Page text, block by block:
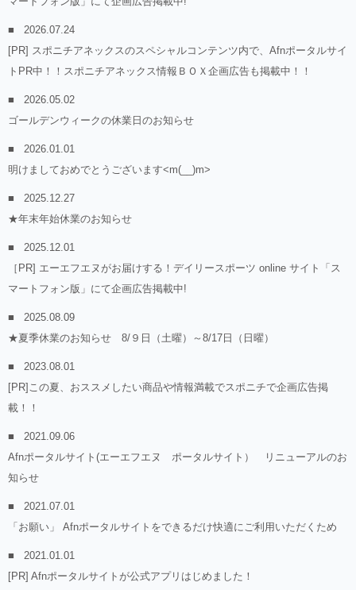
2026.07.24
[PR] スポニチアネックスのスペシャルコンテンツ内で、Afnポータルサイ
トPR中！！スポニチアネックス情報ＢＯＸ企画広告も掲載中！！
2026.05.02
ゴールデンウィークの休業日のお知らせ
2026.01.01
明けましておめでとうございます<m(__)m>
2025.12.27
★年末年始休業のお知らせ
2025.12.01
［PR] エーエフエヌがお届けする！デイリースポーツ online サイト「ス
マートフォン版」にて企画広告掲載中!
2025.08.09
★夏季休業のお知らせ 8/９日（土曜）～8/17日（日曜）
2023.08.01
[PR]この夏、おススメしたい商品や情報満載でスポニチで企画広告掲
載！！
2021.09.06
Afnポータルサイト(エーエフエヌ ポータルサイト） リニューアルのお
知らせ
2021.07.01
「お願い」 Afnポータルサイトをできるだけ快適にご利用いただくため
2021.01.01
[PR] Afnポータルサイトが公式アプリはじめました！